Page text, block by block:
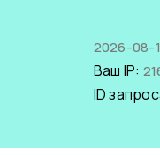
2026-08-
Ваш IP:
ID